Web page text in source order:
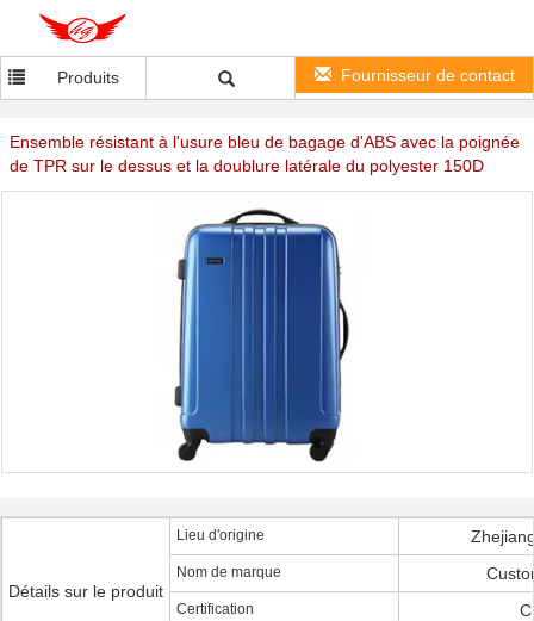
Produits Fournisseur de contact
Ensemble résistant à l'usure bleu de bagage d'ABS avec la poignée
de TPR sur le dessus et la doublure latérale du polyester 150D
Détails sur le produit
Lieu d'origine
Nom de marque
Certification